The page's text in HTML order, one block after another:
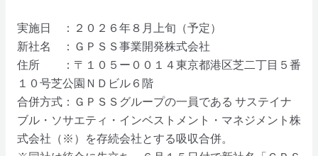
実施日 ：２０２６年８月上旬（予定）
新社名 ：ＧＰＳＳ事業開発株式会社
住所 ：〒１０５ー００１４東京都港区芝二丁目５番
１０号芝公園ＮＤビル６階
合併方式：ＧＰＳＳグループの一員である サステイナ
ブル・ソサエティ・インベストメント・マネジメント株
式会社（※）を存続会社とする吸収合併。